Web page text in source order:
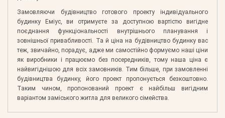
Замовляючи будівництво готового проекту індивідуального
будинку Еміус, ви отримуєте за доступною вартістю вигідне
поєднання функціональності внутрішнього планування і
зовнішньої привабливості. Та й ціна на будівництво будинку вас
теж, звичайно, порадує, адже ми самостійно формуємо наші ціни
як виробники і працюємо без посередників, тому наша ціна є
найвигіднішою для всіх замовників. Тим більше, при замовленні
будівництва будинку, його проект пропонується безкоштовно.
Таким чином, пропонований проект є найбільш вигідним
варіантом заміського житла для великого сімейства.